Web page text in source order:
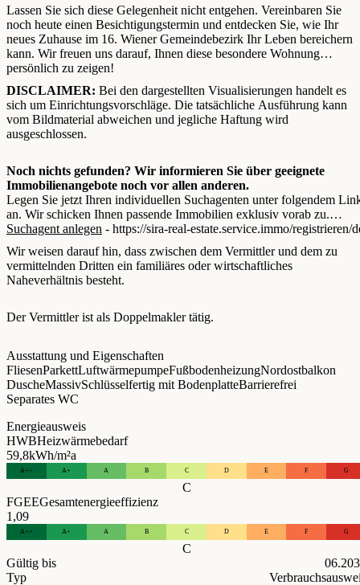
Lassen Sie sich diese Gelegenheit nicht entgehen. Vereinbaren Sie
noch heute einen Besichtigungstermin und entdecken Sie, wie Ihr
neues Zuhause im 16. Wiener Gemeindebezirk Ihr Leben bereichern
kann. Wir freuen uns darauf, Ihnen diese besondere Wohnung
persönlich zu zeigen!
DISCLAIMER: Bei den dargestellten Visualisierungen handelt es
sich um Einrichtungsvorschläge. Die tatsächliche Ausführung kann
vom Bildmaterial abweichen und jegliche Haftung wird
ausgeschlossen.
Noch nichts gefunden? Wir informieren Sie über geeignete
Immobilienangebote noch vor allen anderen.
Legen Sie jetzt Ihren individuellen Suchagenten unter folgendem
an. Wir schicken Ihnen passende Immobilien exklusiv vorab zu.
Suchagent anlegen - https://sira-real-estate.service.immo/registrieren/
Wir weisen darauf hin, dass zwischen dem Vermittler und dem zu
vermittelnden Dritten ein familiäres oder wirtschaftliches
Naheverhältnis besteht.
Der Vermittler ist als Doppelmakler tätig.
Ausstattung und Eigenschaften
FliesenParkettLuftwärmepumpeFußbodenheizungNordostbalkon
DuscheMassivSchlüsselfertig mit BodenplatteBarrierefrei
Separates WC
Energieausweis
HWBHeizwärmebedarf
59,8kWh/m²a
A++ A+ A B C D E F G
C
FGEEGesamtenergieeffizienz
1,09
A++ A+ A B C D E F G
C
Gültig bis
Typ